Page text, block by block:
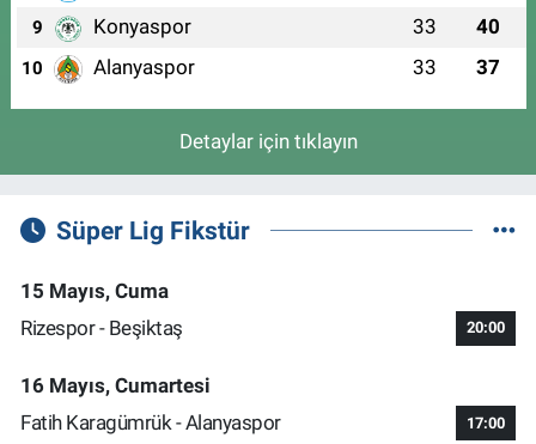
9 Konyaspor 33 40
10 Alanyaspor 33 37
Detaylar için tıklayın
Süper Lig Fikstür
15 Mayıs, Cuma
Rizespor - Beşiktaş
20:00
16 Mayıs, Cumartesi
Fatih Karagümrük - Alanyaspor
17:00